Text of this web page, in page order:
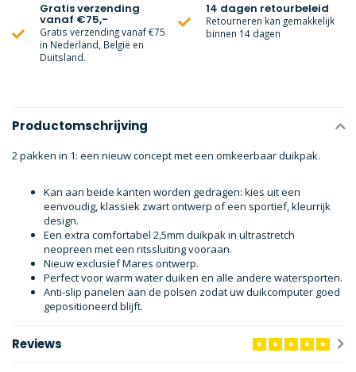
Gratis verzending
vanaf €75,-
Gratis verzending vanaf €75
in Nederland, België en
Duitsland.
14 dagen retourbeleid
Retourneren kan gemakkelijk
binnen 14 dagen
Productomschrijving
2 pakken in 1: een nieuw concept met een omkeerbaar duikpak.
Kan aan beide kanten worden gedragen: kies uit een
eenvoudig, klassiek zwart ontwerp of een sportief, kleurrijk
design.
Een extra comfortabel 2,5mm duikpak in ultrastretch
neopreen met een ritssluiting vooraan.
Nieuw exclusief Mares ontwerp.
Perfect voor warm water duiken en alle andere watersporten.
Anti-slip panelen aan de polsen zodat uw duikcomputer goed
gepositioneerd blijft.
Reviews